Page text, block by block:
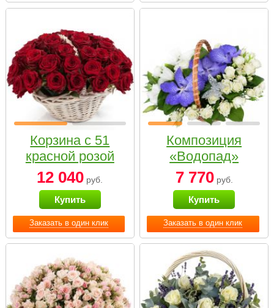
Заказать в один клик
Корзина с 51
красной розой
12 040 руб.
Купить
Заказать в один клик
Композиция
«Водопад»
7 770руб.
Купить